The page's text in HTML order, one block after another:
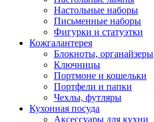
Настольные наборы
Письменные наборы
Фигурки и статуэтки
Кожгалантерея
Блокноты, органайзеры
Ключницы
Портмоне и кошельки
Портфели и папки
Чехлы, футляры
Кухонная посуда
Аксессуары для кухни